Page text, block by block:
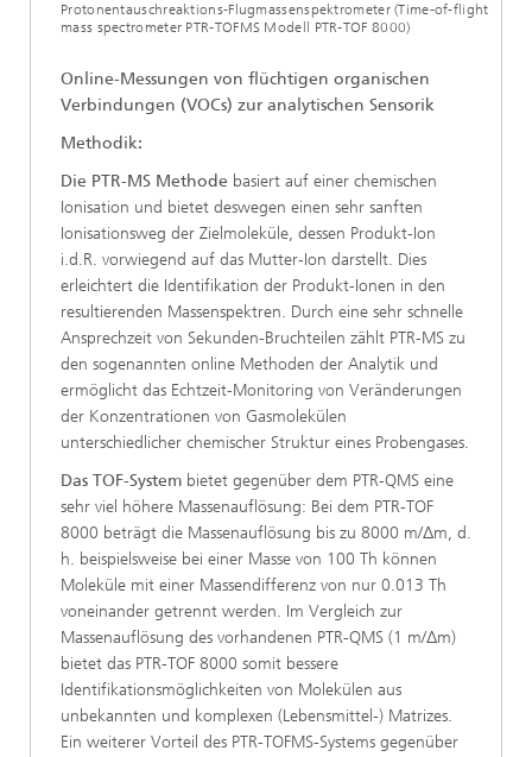
Protonentauschreaktions-Flugmassenspektrometer (Time-of-flight
mass spectrometer PTR-TOFMS Modell PTR-TOF 8000)
Online-Messungen von flüchtigen organischen
Verbindungen (VOCs) zur analytischen Sensorik
Methodik:
Die PTR-MS Methode basiert auf einer chemischen
Ionisation und bietet deswegen einen sehr sanften
Ionisationsweg der Zielmoleküle, dessen Produkt-Ion
i.d.R. vorwiegend auf das Mutter-Ion darstellt. Dies
erleichtert die Identifikation der Produkt-Ionen in den
resultierenden Massenspektren. Durch eine sehr schnelle
Ansprechzeit von Sekunden-Bruchteilen zählt PTR-MS zu
den sogenannten online Methoden der Analytik und
ermöglicht das Echtzeit-Monitoring von Veränderungen
der Konzentrationen von Gasmolekülen
unterschiedlicher chemischer Struktur eines Probengases.
Das TOF-System bietet gegenüber dem PTR-QMS eine
sehr viel höhere Massenauflösung: Bei dem PTR-TOF
8000 beträgt die Massenauflösung bis zu 8000 m/∆m, d.
h. beispielsweise bei einer Masse von 100 Th können
Moleküle mit einer Massendifferenz von nur 0.013 Th
voneinander getrennt werden. Im Vergleich zur
Massenauflösung des vorhandenen PTR-QMS (1 m/∆m)
bietet das PTR-TOF 8000 somit bessere
Identifikationsmöglichkeiten von Molekülen aus
unbekannten und komplexen (Lebensmittel-) Matrizes.
Ein weiterer Vorteil des PTR-TOFMS-Systems gegenüber